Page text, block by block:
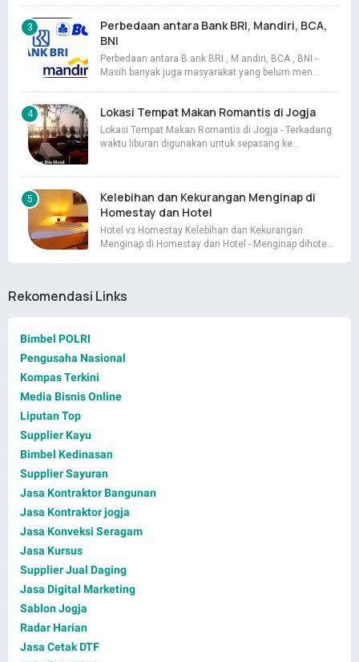
Perbedaan antara Bank BRI, Mandiri, BCA,
BNI
Perbedaan antara B ank BRI , M andiri, BCA , BNI -
Masih banyak juga masyarakat yang belum men…
Lokasi Tempat Makan Romantis di Jogja
Lokasi Tempat Makan Romantis di Jogja - Terkadang
waktu liburan digunakan untuk sepasang ke…
Kelebihan dan Kekurangan Menginap di
Homestay dan Hotel
Hotel vs Homestay Kelebihan dan Kekurangan
Menginap di Homestay dan Hotel - Menginap dihote…
Rekomendasi Links
Bimbel POLRI
Pengusaha Nasional
Kompas Terkini
Media Bisnis Online
Liputan Top
Supplier Kayu
Bimbel Kedinasan
Supplier Sayuran
Jasa Kontraktor Bangunan
Jasa Kontraktor jogja
Jasa Konveksi Seragam
Jasa Kursus
Supplier Jual Daging
Jasa Digital Marketing
Sablon Jogja
Radar Harian
Jasa Cetak DTF